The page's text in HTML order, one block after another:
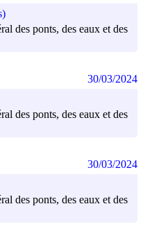
des ponts, des eaux et des
des ponts, des eaux et des
30/03/2024
des ponts, des eaux et des
30/03/2024